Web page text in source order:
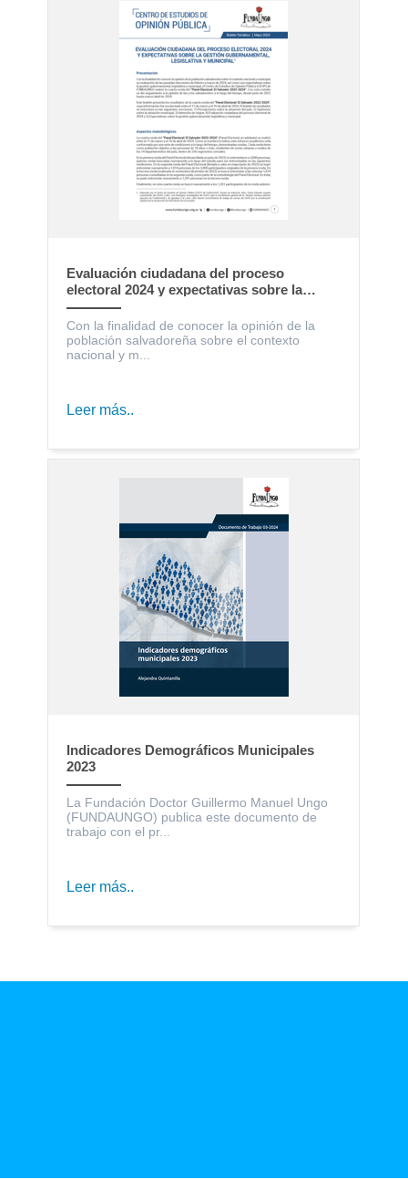
Evaluación ciudadana del proceso
electoral 2024 y expectativas sobre la
gestión gubernamental, legislativa y
municipal
Con la finalidad de conocer la opinión de la
población salvadoreña sobre el contexto
nacional y m...
Leer más..
Indicadores Demográficos Municipales
2023
La Fundación Doctor Guillermo Manuel Ungo
(FUNDAUNGO) publica este documento de
trabajo con el pr...
Leer más..